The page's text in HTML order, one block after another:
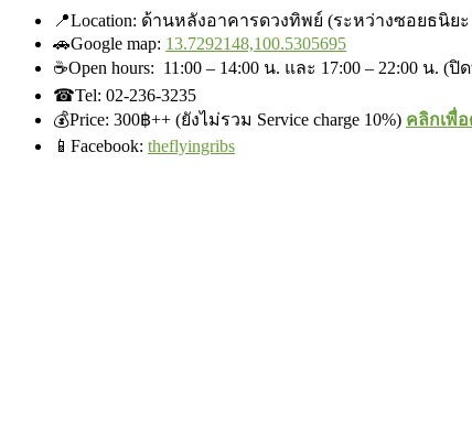
📍Location: ด้านหลังอาคารดวงทิพย์ (ระหว่างซอยธนิย
🚗Google map: 13.7292148,100.5305695
☕Open hours: 11:00 – 14:00 น. และ 17:00 – 22:00 น. (
☎Tel: 02-236-3235
💰Price: 300฿++ (ยังไม่รวม Service charge 10%) คลิกเพื่
📱Facebook: theflyingribs